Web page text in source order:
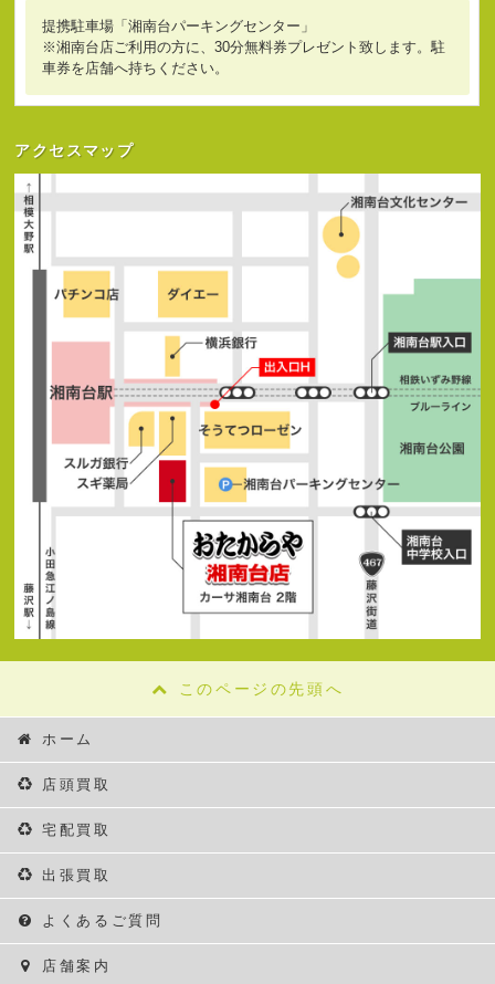
提携駐車場「湘南台パーキングセンター」
※湘南台店ご利用の方に、30分無料券プレゼント致します。駐
車券を店舗へ持ちください。
アクセスマップ
このページの先頭へ
ホーム
店頭買取
宅配買取
出張買取
よくあるご質問
店舗案内